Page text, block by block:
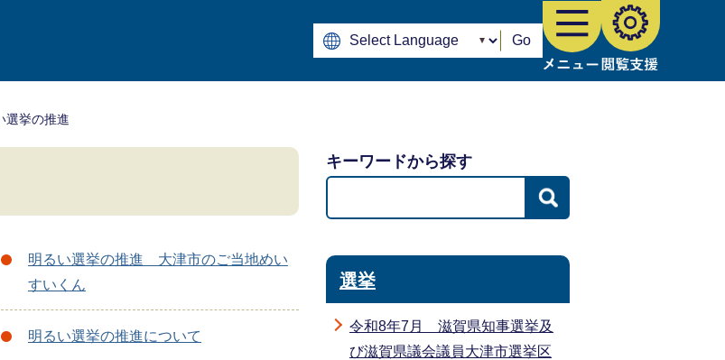
Go
選挙の推進
明るい選挙の推進 大津市のご当地めい
すいくん
明るい選挙の推進について
キーワードから探す
選挙
令和8年7月 滋賀県知事選挙及
び滋賀県議会議員大津市選挙区